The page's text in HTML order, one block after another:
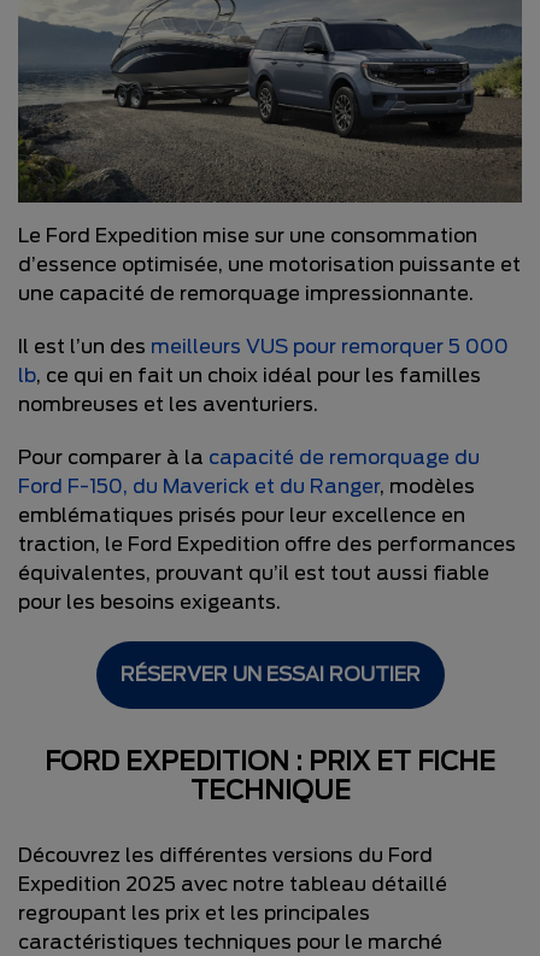
Le Ford Expedition mise sur une consommation
d’essence optimisée, une motorisation puissante et
une capacité de remorquage impressionnante.
Il est l’un des meilleurs VUS pour remorquer 5 000
lb, ce qui en fait un choix idéal pour les familles
nombreuses et les aventuriers.
Pour comparer à la capacité de remorquage du
Ford F-150, du Maverick et du Ranger, modèles
emblématiques prisés pour leur excellence en
traction, le Ford Expedition offre des performances
équivalentes, prouvant qu’il est tout aussi fiable
pour les besoins exigeants.
RÉSERVER UN ESSAI ROUTIER
FORD EXPEDITION : PRIX ET FICHE
TECHNIQUE
Découvrez les différentes versions du Ford
Expedition 2025 avec notre tableau détaillé
regroupant les prix et les principales
caractéristiques techniques pour le marché